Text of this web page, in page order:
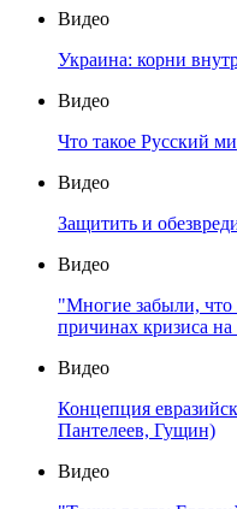
Видео
Украина: корни
Видео
Что такое Русский
Видео
Защитить и
Видео
"Многие забыли, что
причинах кризиса
Видео
Концепция
Пантелеев, Гущин)
Видео